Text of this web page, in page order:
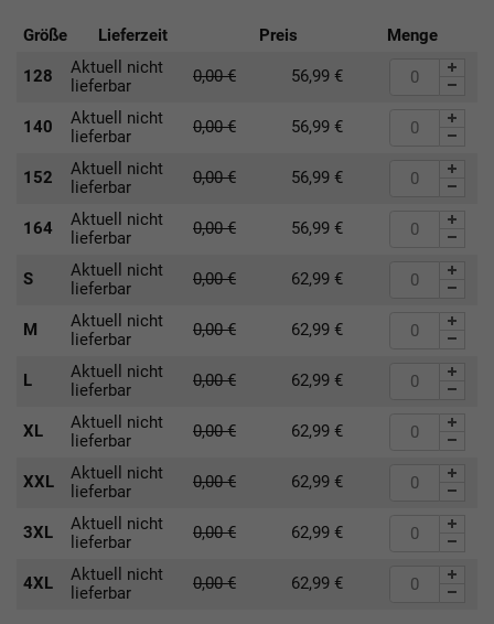
Größe Lieferzeit Preis Menge
128
Aktuell nicht
lieferbar
0,00€ 56,99 €
140
Aktuell nicht
lieferbar
0,00€ 56,99 €
152
Aktuell nicht
lieferbar
0,00€ 56,99 €
164
Aktuell nicht
lieferbar
0,00€ 56,99 €
S
Aktuell nicht
lieferbar
0,00€ 62,99 €
M
Aktuell nicht
lieferbar
0,00€ 62,99 €
L
Aktuell nicht
lieferbar
0,00€ 62,99 €
XL
Aktuell nicht
lieferbar
0,00€ 62,99 €
XXL
Aktuell nicht
lieferbar
0,00€ 62,99 €
3XL
Aktuell nicht
lieferbar
0,00€ 62,99 €
4XL
Aktuell nicht
lieferbar
0,00€ 62,99 €